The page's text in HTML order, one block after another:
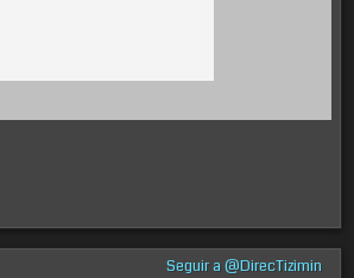
Seguir a @DirecTizimin